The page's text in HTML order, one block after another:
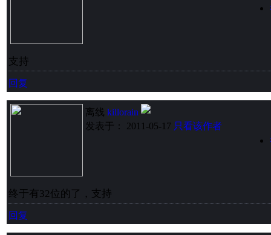
支持
回复
离线 killorain
发表于： 2011-05-17 只看该作者
终于有32位的了，支持
回复